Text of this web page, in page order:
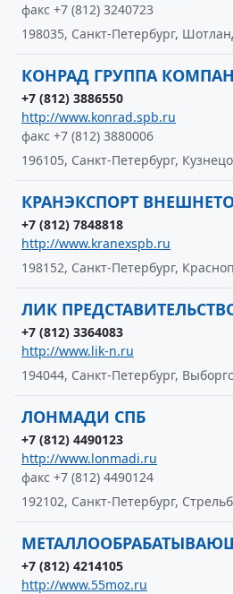
факс +7 (812) 3240723
198035, Санкт-Петербург,
КОНРАД ГРУППА
+7 (812) 3886550
http://www.konrad.spb.ru
факс +7 (812) 3880006
196105, Санкт-Петербург,
КРАНЭКСПОРТ
+7 (812) 7848818
http://www.kranexspb.ru
198152, Санкт-Петербург,
ЛИК
+7 (812) 3364083
http://www.lik-n.ru
194044, Санкт-Петербург,
ЛОНМАДИ СПБ
+7 (812) 4490123
http://www.lonmadi.ru
факс +7 (812) 4490124
192102, Санкт-Петербург,
+7 (812) 4214105
http://www.55moz.ru